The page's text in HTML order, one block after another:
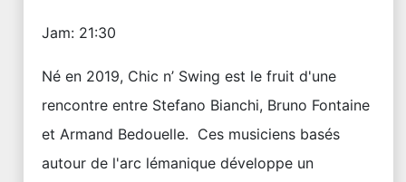
Jam: 21:30
Né en 2019, Chic n’ Swing est le fruit d'une
rencontre entre Stefano Bianchi, Bruno Fontaine
et Armand Bedouelle. Ces musiciens basés
autour de l'arc lémanique développe un